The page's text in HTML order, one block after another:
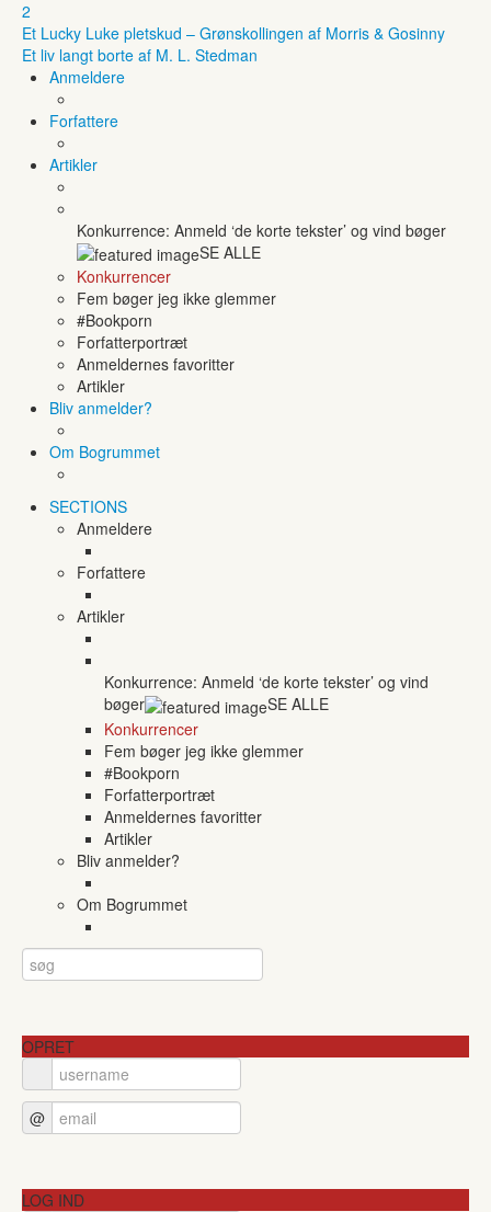
2
Et Lucky Luke pletskud – Grønskollingen af Morris & Gosinny
Et liv langt borte af M. L. Stedman
Anmeldere
Forfattere
Artikler
Konkurrence: Anmeld ‘de korte tekster’ og vind bøger
SE ALLE
Konkurrencer
Fem bøger jeg ikke glemmer
#Bookporn
Forfatterportræt
Anmeldernes favoritter
Artikler
Bliv anmelder?
Om Bogrummet
SECTIONS
Anmeldere
Forfattere
Artikler
Konkurrence: Anmeld ‘de korte tekster’ og vind
bøger
SE ALLE
Konkurrencer
Fem bøger jeg ikke glemmer
#Bookporn
Forfatterportræt
Anmeldernes favoritter
Artikler
Bliv anmelder?
Om Bogrummet
OPRET
@
LOG IND